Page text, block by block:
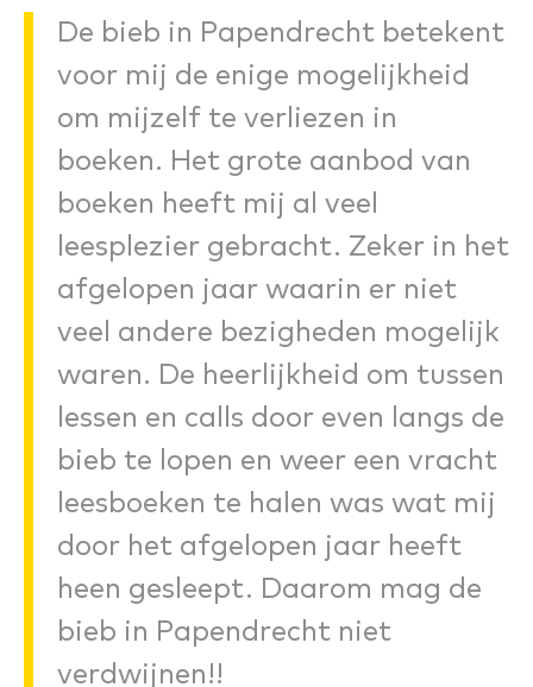
De bieb in Papendrecht betekent
voor mij de enige mogelijkheid
om mijzelf te verliezen in
boeken. Het grote aanbod van
boeken heeft mij al veel
leesplezier gebracht. Zeker in het
afgelopen jaar waarin er niet
veel andere bezigheden mogelijk
waren. De heerlijkheid om tussen
lessen en calls door even langs de
bieb te lopen en weer een vracht
leesboeken te halen was wat mij
door het afgelopen jaar heeft
heen gesleept. Daarom mag de
bieb in Papendrecht niet
verdwijnen!!